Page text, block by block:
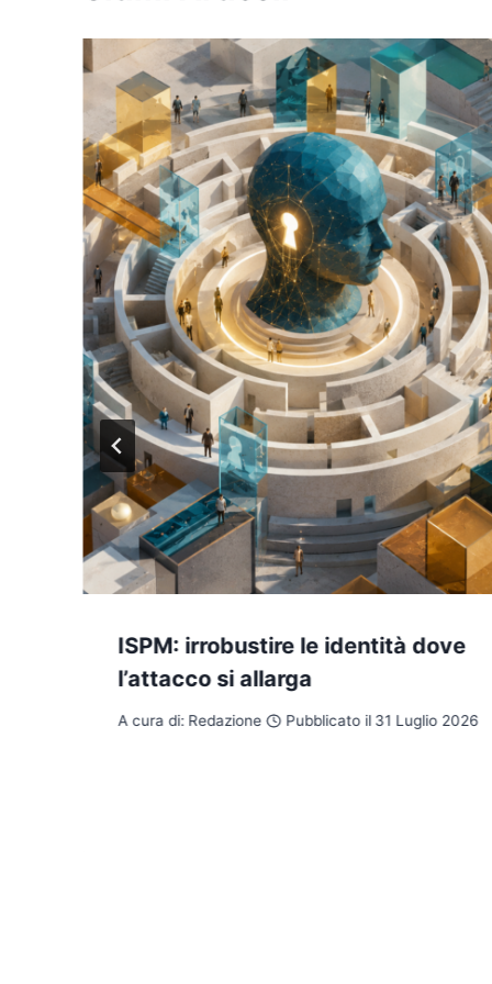
ISPM: irrobustire le identità dove
l’attacco si allarga
A cura di: Redazione Pubblicato il 31 Luglio 2026